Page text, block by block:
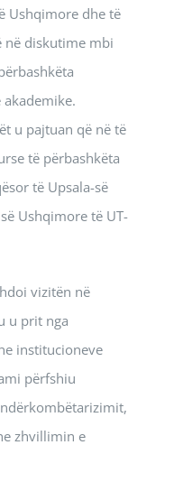
Ushqimore dhe të
në diskutime mbi
u pajtuan që në të
të përbashkëta
të Upsala-së
Ushqimore të UT-
vizitën në
u prit nga
institucioneve
përfshiu
zhvillimin e